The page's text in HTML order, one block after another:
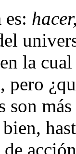
la
pero
son